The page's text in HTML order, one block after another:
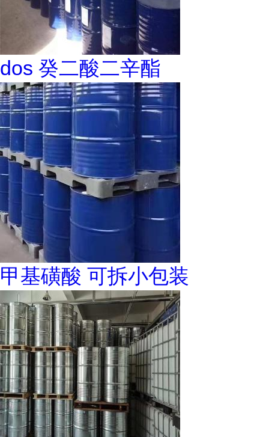
dos 癸二酸二辛酯
甲基磺酸 可拆小包装